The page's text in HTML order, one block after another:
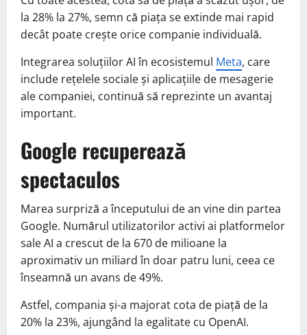
la 28% la 27%, semn că piața se extinde mai rapid
decât poate crește orice companie individuală.
Integrarea soluțiilor AI în ecosistemul Meta, care
include rețelele sociale și aplicațiile de mesagerie
ale companiei, continuă să reprezinte un avantaj
important.
Google recuperează
spectaculos
Marea surpriză a începutului de an vine din partea
Google. Numărul utilizatorilor activi ai platformelor
sale AI a crescut de la 670 de milioane la
aproximativ un miliard în doar patru luni, ceea ce
înseamnă un avans de 49%.
Astfel, compania și-a majorat cota de piață de la
20% la 23%, ajungând la egalitate cu OpenAI.